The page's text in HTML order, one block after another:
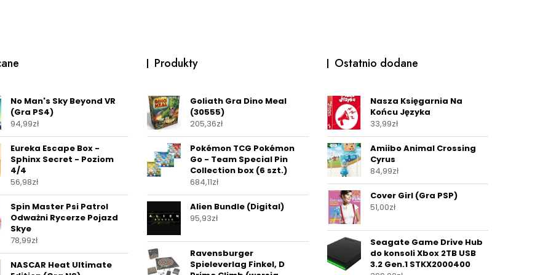
No Man's Sky Beyond VR
(Gra PS4)
94,99zł
Eureka Escape Box -
Sphinx Secret - Poziom
4/4
56,98zł
Spin Master Psi Patrol
Odważni Rycerze Pojazd
Skye
78,99zł
NASCAR Heat Ultimate
Produkty
Goliath Gra Dino Meal
(30555)
205,36zł
Pokémon TCG Pokémon
Go - Team Special Pin
Collection box (6 szt.)
684,11zł
Alien Bundle (Digital)
95,93zł
Ravensburger
Spieleverlag Finkel, D
Ostatnio dodane
Nasza Księgarnia Na
Końcu Języka
33,99zł
Amiibo Animal Crossing
Cyrus
84,99zł
Cover Girl (Gra PSP)
51,00zł
Seagate Game Drive Hub
do konsoli Xbox 2TB USB
3.2 Gen.1 STKX2000400